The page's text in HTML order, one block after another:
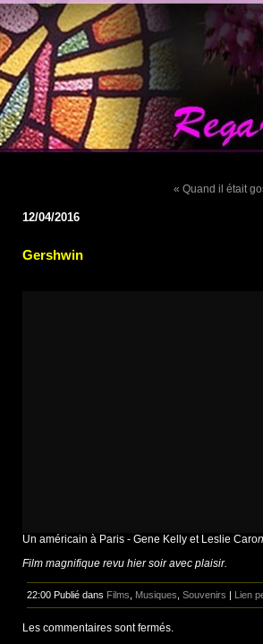
« Quand il était
12/04/2016
Gershwin
Un américain à Paris - Gene Kelly et Leslie Caro
Film magnifique revu hier soir avec plaisir.
22:00 Publié dans Films Musiques Souvenirs | Lien
Les commentaires sont fermés.